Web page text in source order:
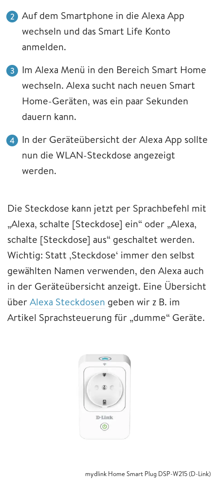
Auf dem Smartphone in die Alexa App
wechseln und das Smart Life Konto
anmelden.
Im Alexa Menü in den Bereich Smart Home
wechseln. Alexa sucht nach neuen Smart
Home-Geräten, was ein paar Sekunden
dauern kann.
In der Geräteübersicht der Alexa App sollte
nun die WLAN-Steckdose angezeigt
werden.
Die Steckdose kann jetzt per Sprachbefehl mit
„Alexa, schalte [Steckdose] ein“ oder „Alexa,
schalte [Steckdose] aus“ geschaltet werden.
Wichtig: Statt ‚Steckdose‘ immer den selbst
gewählten Namen verwenden, den Alexa auch
in der Geräteübersicht anzeigt. Eine Übersicht
überAlexa Steckdosen geben wir z B. im
Artikel Sprachsteuerung für „dumme“ Geräte.
mydlink Home Smart Plug DSP-W215 (D-Link)